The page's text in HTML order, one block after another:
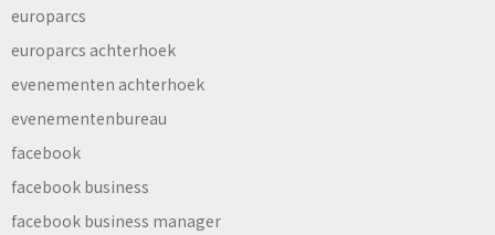
europarcs
europarcs achterhoek
evenementen achterhoek
evenementenbureau
facebook
facebook business
facebook business manager